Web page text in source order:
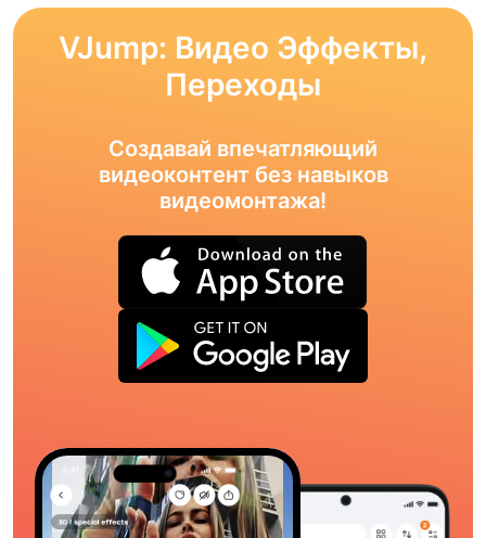
VJump: Видео Эффекты,
Переходы
Создавай впечатляющий
видеоконтент без навыков
видеомонтажа!